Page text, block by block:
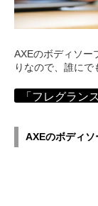
AXEのボディソー
りなので、誰にで
「フレグラン
AXEのボディソ